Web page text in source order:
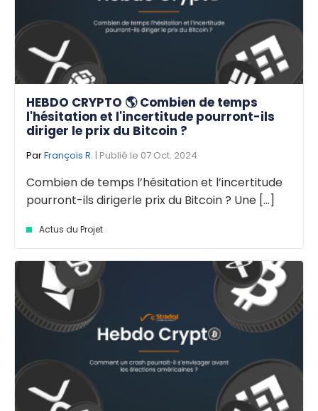
HEBDO CRYPTO 🌎 Combien de temps
l'hésitation et l'incertitude pourront-ils
diriger le prix du Bitcoin ?
ParFrançois R. | Publié le 07 Oct. 2024
Combien de temps l’hésitation et l’incertitude
pourront-ils dirigerle prix du Bitcoin ? Une [...]
Actus du Projet